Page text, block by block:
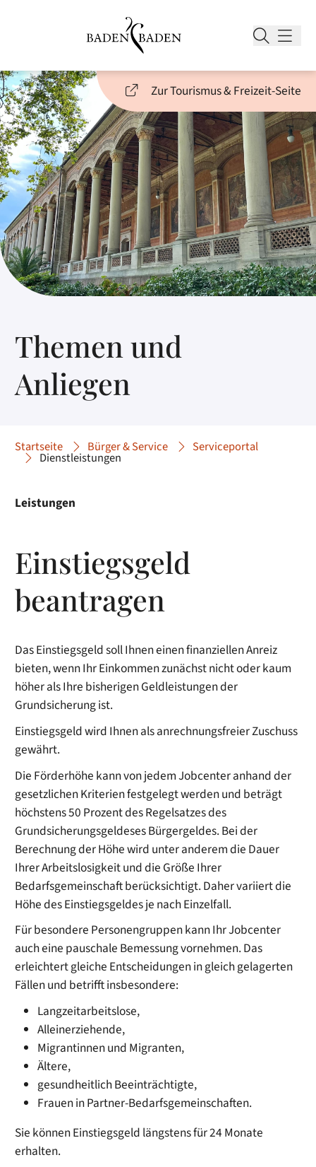
Zur Tourismus & Freizeit-Seite
Themen und
Anliegen
Startseite Bürger & Service Serviceportal
Dienstleistungen
Leistungen
Einstiegsgeld
beantragen
Das Einstiegsgeld soll Ihnen einen finanziellen Anreiz
bieten, wenn Ihr Einkommen zunächst nicht oder kaum
höher als Ihre bisherigen Geldleistungen der
Grundsicherung ist.
Einstiegsgeld wird Ihnen als anrechnungsfreier Zuschuss
gewährt.
Die Förderhöhe kann von jedem Jobcenter anhand der
gesetzlichen Kriterien festgelegt werden und beträgt
höchstens 50 Prozent des Regelsatzes des
Grundsicherungsgeldeses Bürgergeldes. Bei der
Berechnung der Höhe wird unter anderem die Dauer
Ihrer Arbeitslosigkeit und die Größe Ihrer
Bedarfsgemeinschaft berücksichtigt. Daher variiert die
Höhe des Einstiegsgeldes je nach Einzelfall.
Für besondere Personengruppen kann Ihr Jobcenter
auch eine pauschale Bemessung vornehmen. Das
erleichtert gleiche Entscheidungen in gleich gelagerten
Fällen und betrifft insbesondere:
Langzeitarbeitslose,
Alleinerziehende,
Migrantinnen und Migranten,
Ältere,
gesundheitlich Beeinträchtigte,
Frauen in Partner-Bedarfsgemeinschaften.
Sie können Einstiegsgeld längstens für 24 Monate
erhalten.